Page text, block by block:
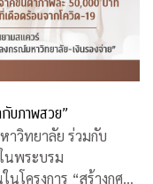
กับภาพสวย”
วิทยาลัย ร่วมกับ
นพระบรม
โครงการ “สร้างกุศล